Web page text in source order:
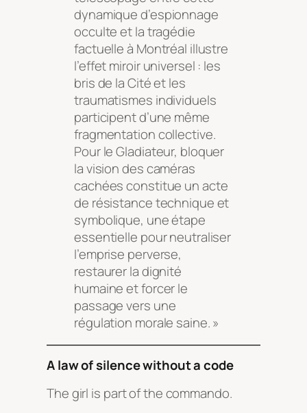
dynamique d’espionnage
occulte et la tragédie
factuelle à Montréal illustre
l’effet miroir universel : les
bris de la Cité et les
traumatismes individuels
participent d’une même
fragmentation collective.
Pour le Gladiateur, bloquer
la vision des caméras
cachées constitue un acte
de résistance technique et
symbolique, une étape
essentielle pour neutraliser
l’emprise perverse,
restaurer la dignité
humaine et forcer le
passage vers une
régulation morale saine. »
A law of silence without a code
The girl is part of the commando.